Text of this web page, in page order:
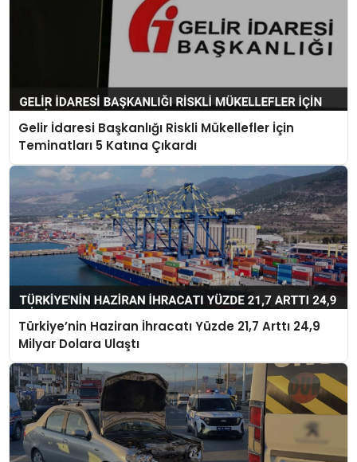
Gelir İdaresi Başkanlığı Riskli Mükellefler İçin
Teminatları 5 Katına Çıkardı
Türkiye’nin Haziran İhracatı Yüzde 21,7 Arttı 24,9
Milyar Dolara Ulaştı